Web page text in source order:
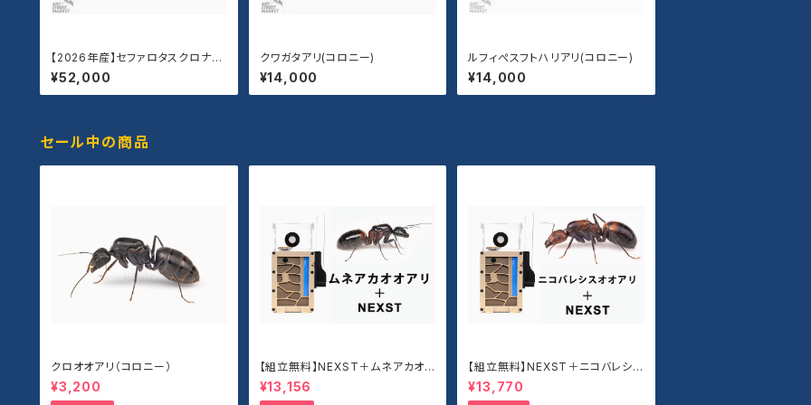
【2026年産】セファロタスクロナガ
アリ(新女王)
¥52,000
クワガタアリ(コロニー)
¥14,000
ルフィぺスフトハリアリ(コロニー)
¥14,000
セール中の商品
クロオオアリ（コロニー）
¥3,200
【組立無料】NEXST＋ムネアカオオ
アリセット
¥13,156
【組立無料】NEXST＋ニコバレシス
オオアリセット
¥13,770